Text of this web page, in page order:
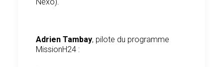
Adrien Tambay, pilote du programme
MissionH24 :